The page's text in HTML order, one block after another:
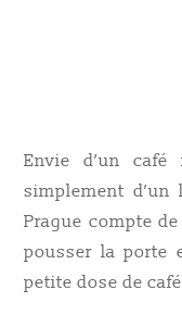
Envie d’un café
simplement
Prague compte
pousser la porte
petite dose de